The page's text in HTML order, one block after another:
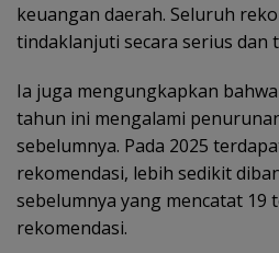
keuangan daerah. Seluruh
tindaklanjuti secara serius dan
‎Ia juga mengungkapkan
tahun ini mengalami
sebelumnya. Pada 2025
rekomendasi, lebih sedikit
sebelumnya yang mencatat 19
rekomendasi.